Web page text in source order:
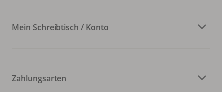
Mein Schreibtisch / Konto
Zahlungsarten